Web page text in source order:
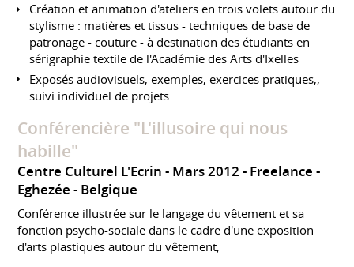
Création et animation d'ateliers en trois volets autour du
stylisme : matières et tissus - techniques de base de
patronage - couture - à destination des étudiants en
sérigraphie textile de l'Académie des Arts d'Ixelles
Exposés audiovisuels, exemples, exercices pratiques,,
suivi individuel de projets...
Conférencière "L'illusoire qui nous
habille"
Centre Culturel L'Ecrin Mars 2012 Freelance
Eghezée
Belgique
Conférence illustrée sur le langage du vêtement et sa
fonction psycho-sociale dans le cadre d'une exposition
d'arts plastiques autour du vêtement,